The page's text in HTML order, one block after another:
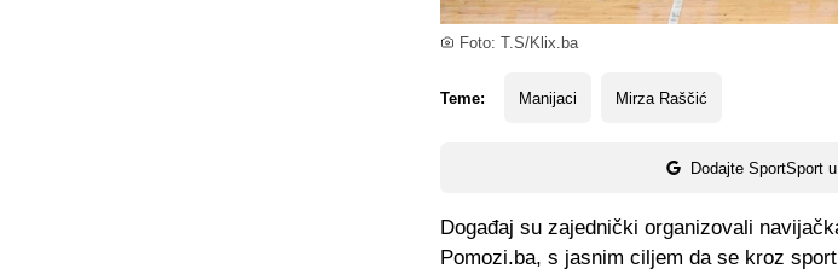
Foto: T.S/Klix.ba
Teme: Manijaci Mirza Raščić
Dodajte SportSport
Događaj su zajednički organizovali
Pomozi.ba, s jasnim ciljem da se kroz